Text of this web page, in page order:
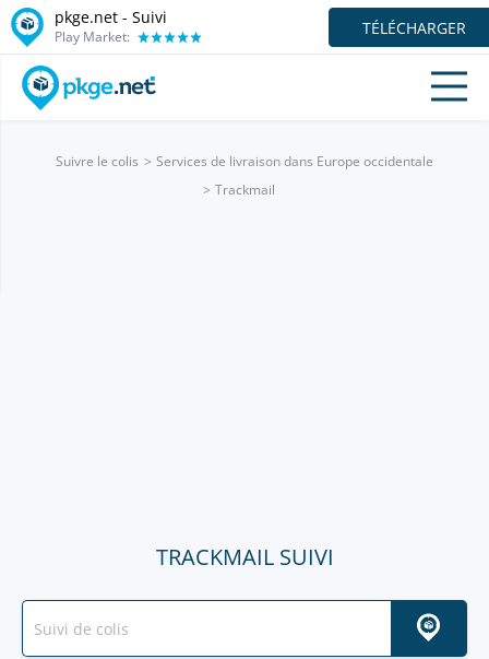
pkge.net - Suivi
Play Market: TÉLÉCHARGER
Suivre le colis
Services de livraison dans Europe occidentale
Trackmail
TRACKMAIL SUIVI